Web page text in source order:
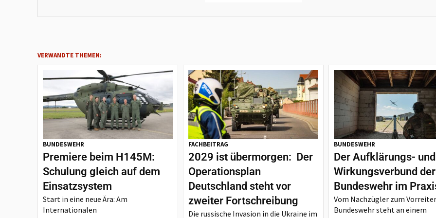
VERWANDTE THEMEN:
BUNDESWEHR
Premiere beim H145M:
Schulung gleich auf dem
Einsatzsystem
Start in eine neue Ära: Am
Internationalen
FACHBEITRAG
2029 ist übermorgen: Der
Operationsplan
Deutschland steht vor
zweiter Fortschreibung
Die russische Invasion in die Ukraine im
BUNDESWEHR
Der Aufklärungs- und
Wirkungsverbund der
Bundeswehr im
Vom Nachzügler zum
Bundeswehr steht an einem